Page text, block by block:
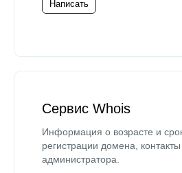
Написать
Сервис Whois
Информация о возрасте и
регистрации домена, контакты
администратора.